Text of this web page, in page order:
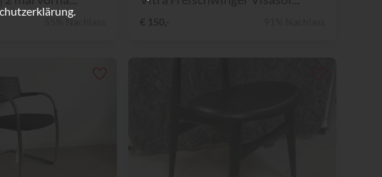
55% Nachlass € 150,-